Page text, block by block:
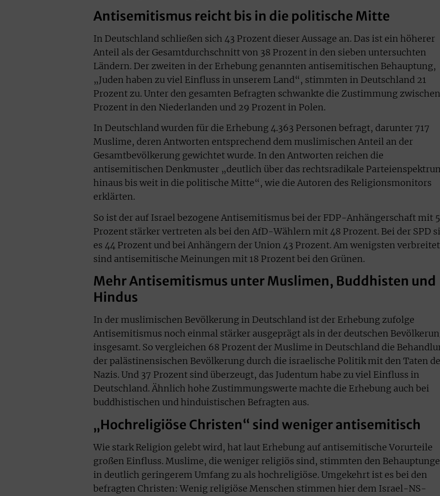
Antisemitismus reicht bis in die politische Mitte
In Deutschland schließen sich 43 Prozent dieser Aussage an. Das ist ein höherer
Anteil als der Gesamtdurchschnitt von 38 Prozent in den sieben untersuchten
Ländern. Der zweiten in der Erhebung genannten antisemitischen Behauptung,
„Juden haben zu viel Einfluss in unserem Land“, stimmten in Deutschland 21
Prozent zu. Unter den gesamten Befragten schwankte die Zustimmung zwischen
Prozent in den Niederlanden und 29 Prozent in Polen.
In Deutschland wurden für die Erhebung 4.363 Personen befragt, darunter 717
Muslime, deren Antworten entsprechend dem muslimischen Anteil an der
Gesamtbevölkerung gewichtet wurde. In den Antworten reichen die
antisemitischen Denkmuster „deutlich über das rechtsradikale
hinaus bis weit in die politische Mitte“, wie die Autoren des Religionsmonitors
erklärten.
So ist der auf Israel bezogene Antisemitismus bei der FDP-Anhängerschaft mit
Prozent stärker vertreten als bei den AfD-Wählern mit 48 Prozent. Bei der SPD
es 44 Prozent und bei Anhängern der Union 43 Prozent. Am wenigsten verbreitet
sind antisemitische Meinungen mit 18 Prozent bei den Grünen.
Mehr Antisemitismus unter Muslimen, Buddhisten und
Hindus
In der muslimischen Bevölkerung in Deutschland ist der Erhebung zufolge
Antisemitismus noch einmal stärker ausgeprägt als in der deutschen
insgesamt. So vergleichen 68 Prozent der Muslime in Deutschland die
der palästinensischen Bevölkerung durch die israelische Politik mit den Taten
Nazis. Und 37 Prozent sind überzeugt, das Judentum habe zu viel Einfluss in
Deutschland. Ähnlich hohe Zustimmungswerte machte die Erhebung auch bei
buddhistischen und hinduistischen Befragten aus.
„Hochreligiöse Christen“ sind weniger antisemitisch
Wie stark Religion gelebt wird, hat laut Erhebung auf antisemitische Vorurteile
großen Einfluss. Muslime, die weniger religiös sind, stimmten den
in deutlich geringerem Umfang zu als hochreligiöse. Umgekehrt ist es bei den
befragten Christen: Wenig religiöse Menschen stimmen hier dem Israel-NS-